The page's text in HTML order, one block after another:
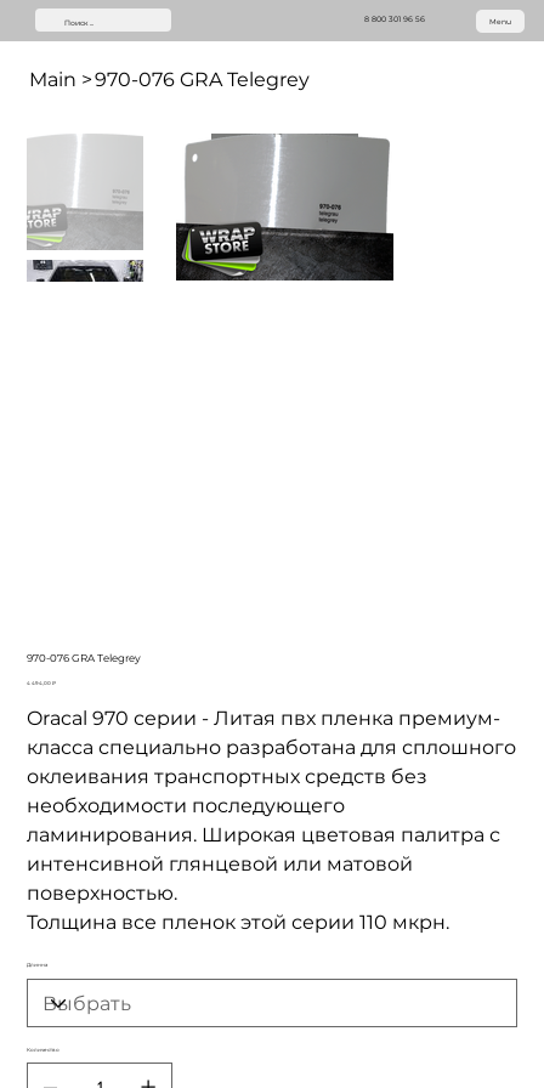
8 800 301 96 56 Menu
Main >970-076 GRA Telegrey
970-076 GRA Telegrey
Цена
4 494,00 ₽
Oracal 970 серии - Литая пвх пленка премиум-
класса специально разработана для сплошного
оклеивания транспортных средств без
необходимости последующего
ламинирования. Широкая цветовая палитра с
интенсивной глянцевой или матовой
поверхностью.
Толщина все пленок этой серии 110 мкрн.
Длинна
Количество